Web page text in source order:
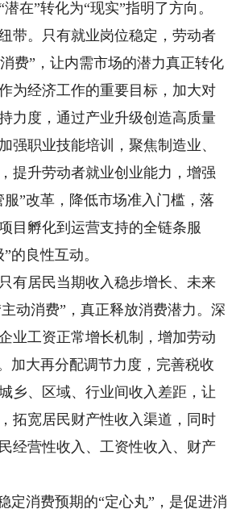
在”转化为“现实”指明了方向。
。只有就业岗位稳定，劳动者
费”，让内需市场的潜力真正转化
为经济工作的重要目标，加大对
力度，通过产业升级创造高质量
强职业技能培训，聚焦制造业、
提升劳动者就业创业能力，增强
”改革，降低市场准入门槛，落
目孵化到运营支持的全链条服
良性互动。
居民当期收入稳步增长、未来
动消费”，真正释放消费潜力。深
业工资正常增长机制，增加劳动
加大再分配调节力度，完善税收
乡、区域、行业间收入差距，让
拓宽居民财产性收入渠道，同时
经营性收入、工资性收入、财产
消费预期的“定心丸”，是促进消